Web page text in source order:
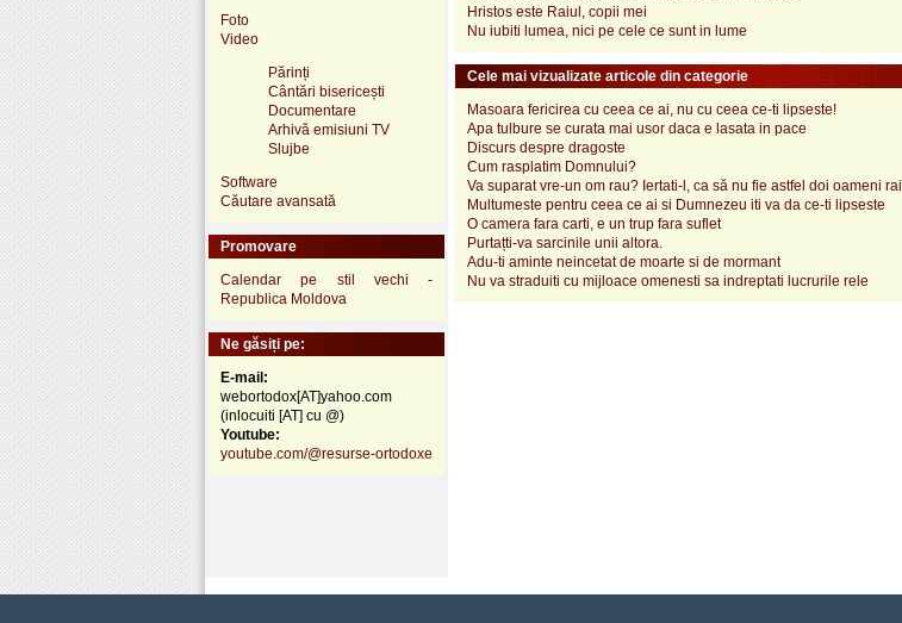
Hristos este Raiul, copii mei
Nu iubiti lumea, nici pe cele ce sunt in lume
Cele mai vizualizate articole din categorie
Masoara fericirea cu ceea ce ai, nu cu ceea ce-ti lipseste!
Apa tulbure se curata mai usor daca e lasata in pace
Discurs despre dragoste
Cum rasplatim Domnului?
Va suparat vre-un om rau? Iertati-l, ca să nu fie astfel doi oameni rai
Multumeste pentru ceea ce ai si Dumnezeu iti va da ce-ti lipseste
O camera fara carti, e un trup fara suflet
Purtațti-va sarcinile unii altora.
Adu-ti aminte neincetat de moarte si de mormant
Nu va straduiti cu mijloace omenesti sa indreptati lucrurile rele
Foto
Video
Părinți
Cântări bisericești
Documentare
Arhivă emisiuni TV
Slujbe
Software
Căutare avansată
Promovare
Calendar pe stil vechi -
Republica Moldova
Ne găsiți pe:
E-mail:
webortodox[AT]yahoo.com
(inlocuiti [AT] cu @)
Youtube:
youtube.com/@resurse-ortodoxe